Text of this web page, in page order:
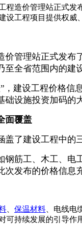
程造价管理站正式
设工程项目提供权威
价管理站正式发布
全省范围内的建
，建设工程价格
设施投资加码的
面覆盖
盖了建设工程中的
钢筋工、木工、
发布的价格信息
保温材料 、电线
可持续发展的引导作